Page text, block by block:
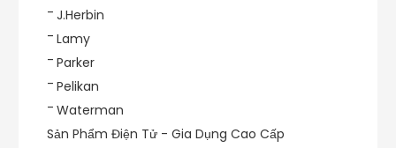
J.Herbin
Lamy
Parker
Pelikan
Waterman
Sản Phẩm Điện Tử - Gia Dụng Cao Cấp